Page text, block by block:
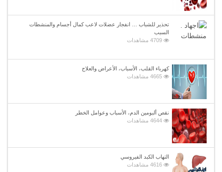
تحذير للشباب … انفجار عضلات لاعب كمال أجسام والمنشطات
السبب
4709 مشاهدات
كهرباء القلب، الأسباب، الأعراض والعلاج
4665 مشاهدات
نقص ألبومين الدم، الأسباب وعوامل الخطر
4644 مشاهدات
التهاب الكبد الفيروسي
4616 مشاهدات